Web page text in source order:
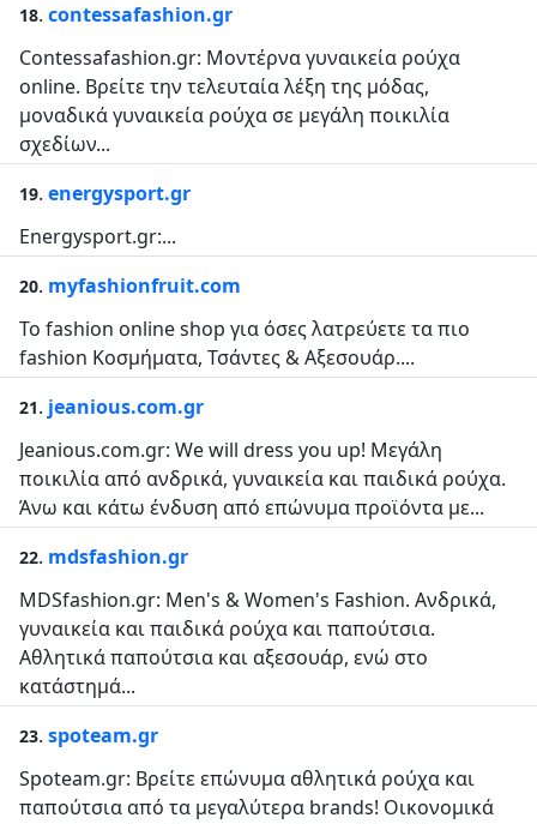
18. contessafashion.gr
Contessafashion.gr: Μοντέρνα γυναικεία ρούχα
online. Bρείτε την τελευταία λέξη της μόδας,
μοναδικά γυναικεία ρούχα σε μεγάλη ποικιλία
σχεδίων...
19. energysport.gr
Energysport.gr:...
20. myfashionfruit.com
Το fashion online shop για όσες λατρεύετε τα πιο
fashion Κοσμήματα, Τσάντες & Αξεσουάρ....
21. jeanious.com.gr
Jeanious.com.gr: We will dress you up! Μεγάλη
ποικιλία από ανδρικά, γυναικεία και παιδικά ρούχα.
Άνω και κάτω ένδυση από επώνυμα προϊόντα με...
22. mdsfashion.gr
MDSfashion.gr: Men's & Women's Fashion. Ανδρικά,
γυναικεία και παιδικά ρούχα και παπούτσια.
Αθλητικά παπούτσια και αξεσουάρ, ενώ στο
κατάστημά...
23. spoteam.gr
Spoteam.gr: Βρείτε επώνυμα αθλητικά ρούχα και
παπούτσια από τα μεγαλύτερα brands! Οικονομικά